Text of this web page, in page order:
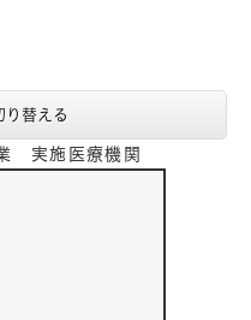
り替える
実施医療機関